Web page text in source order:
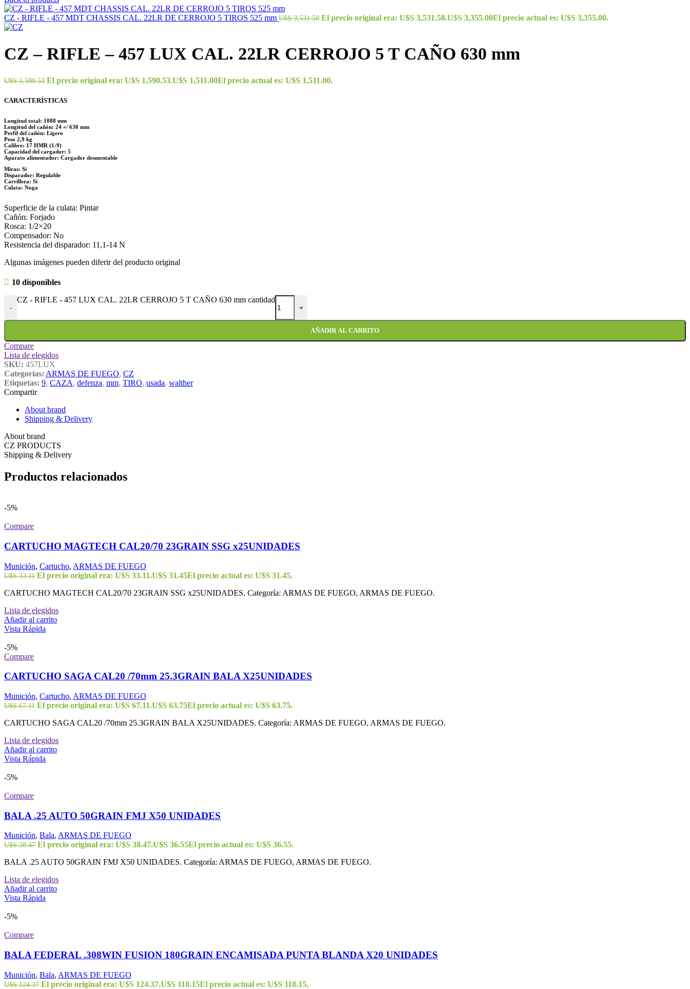
CZ - RIFLE - 457 MDT CHASSIS CAL. 22LR DE CERROJO 5 TIROS 525 mm U$S3,531.58 El precio original era: U$S 3,531.58.U$S 3,355.00El precio actual es: U$S 3,355.00.
CZ – RIFLE – 457 LUX CAL. 22LR CERROJO 5 T CAÑO 630 mm
U$S1,590.53 El precio original era: U$S 1,590.53.U$S 1,511.00El precio actual es: U$S 1,511.00.
CARACTERÍSTICAS
Longitud total: 1088 mm
Longitud del cañón: 24 «/ 630 mm
Perfil del cañón: Ligero
Peso 2,9 kg
Calibre: 17 HMR (1:9)
Capacidad del cargador: 5
Aparato alimentador: Cargador desmontable
Miras: Si
Disparador: Regulable
Carrillera: Si
Culata: Noga
Superficie de la culata: Pintar
Cañón: Forjado
Rosca: 1/2×20
Compensador: No
Resistencia del disparador: 11,1-14 N
Algunas imágenes pueden diferir del producto original
10 disponibles
-
CZ - RIFLE - 457 LUX CAL. 22LR CERROJO 5 T CAÑO 630 mm cantidad
+
AÑADIR AL CARRITO
Compare
Lista de elegidos
SKU: 457LUX
Categorías: ARMAS DE FUEGO, CZ
Etiquetas: 9, CAZA, defenza, mm, TIRO, usada, walther
Compartir
About brand
Shipping & Delivery
About brand
CZ PRODUCTS
Shipping & Delivery
Productos relacionados
-5%
Compare
CARTUCHO MAGTECH CAL20/70 23GRAIN SSG x25UNIDADES
Munición, Cartucho, ARMAS DE FUEGO
U$S33.11 El precio original era: U$S 33.11.U$S 31.45El precio actual es: U$S 31.45.
CARTUCHO MAGTECH CAL20/70 23GRAIN SSG x25UNIDADES. Categoría: ARMAS DE FUEGO, ARMAS DE FUEGO.
Lista de elegidos
Añadir al carrito
Vista Rápida
-5%
Compare
CARTUCHO SAGA CAL20 /70mm 25.3GRAIN BALA X25UNIDADES
Munición, Cartucho, ARMAS DE FUEGO
U$S67.11 El precio original era: U$S 67.11.U$S 63.75El precio actual es: U$S 63.75.
CARTUCHO SAGA CAL20 /70mm 25.3GRAIN BALA X25UNIDADES. Categoría: ARMAS DE FUEGO, ARMAS DE FUEGO.
Lista de elegidos
Añadir al carrito
Vista Rápida
-5%
Compare
BALA .25 AUTO 50GRAIN FMJ X50 UNIDADES
Munición, Bala, ARMAS DE FUEGO
U$S38.47 El precio original era: U$S 38.47.U$S 36.55El precio actual es: U$S 36.55.
BALA .25 AUTO 50GRAIN FMJ X50 UNIDADES. Categoría: ARMAS DE FUEGO, ARMAS DE FUEGO.
Lista de elegidos
Añadir al carrito
Vista Rápida
-5%
Compare
BALA FEDERAL .308WIN FUSION 180GRAIN ENCAMISADA PUNTA BLANDA X20 UNIDADES
Munición, Bala, ARMAS DE FUEGO
U$S124.37 El precio original era: U$S 124.37.U$S 118.15El precio actual es: U$S 118.15.